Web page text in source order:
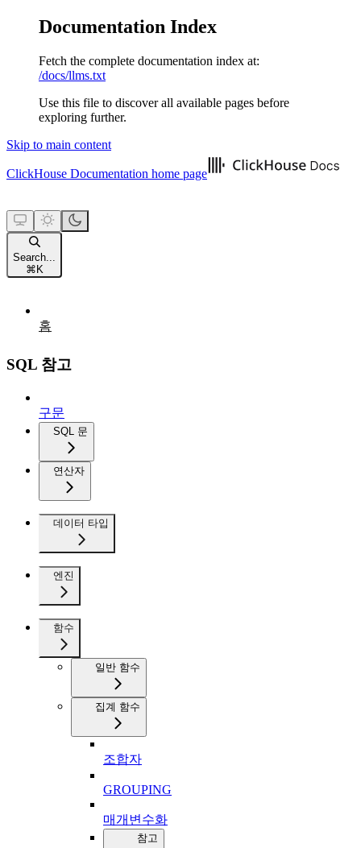
Documentation Index
Fetch the complete documentation index at:
/docs/llms.txt
Use this file to discover all available pages before
exploring further.
Skip to main content
ClickHouse Documentation home page
Search...
⌘ K
홈
SQL 참고
구문
SQL 문
연산자
데이터 타입
엔진
함수
일반 함수
집계 함수
조합자
GROUPING
매개변수화
참고